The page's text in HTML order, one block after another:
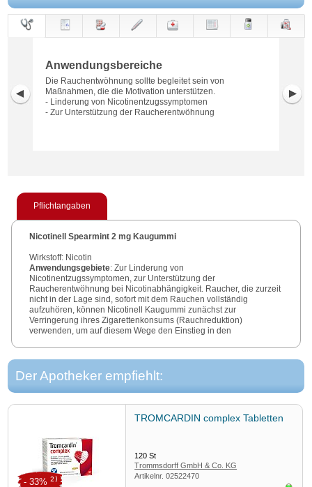
Anwendungsbereiche
Die Rauchentwöhnung sollte begleitet sein von
Maßnahmen, die die Motivation unterstützen.
- Linderung von Nicotinentzugssymptomen
- Zur Unterstützung der Raucherentwöhnung
Pflichtangaben
Nicotinell Spearmint 2 mg Kaugummi
Wirkstoff: Nicotin
Anwendungsgebiete: Zur Linderung von
Nicotinentzugssymptomen, zur Unterstützung der
Raucherentwöhnung bei Nicotinabhängigkeit. Raucher, die zurzeit
nicht in der Lage sind, sofort mit dem Rauchen vollständig
aufzuhören, können Nicotinell Kaugummi zunächst zur
Verringerung ihres Zigarettenkonsums (Rauchreduktion)
verwenden, um auf diesem Wege den Einstieg in den
Warnhinweis: Enthält Levomethol, Sorbitol (Ph.Eur.), Mannitol
(Ph.Eur.), Xylitol, Natriumverbindungen und Butylhydroxytoluol
(Ph.Eur.).Apothekenpflichtig.
Zu Risiken und Nebenwirkungen lesen Sie die Packungsbeilage
und fragen Sie Ihre Ärztin, Ihren Arzt oder in Ihrer Apotheke.
: 03/2019.
Der Apotheker empfiehlt:
TROMCARDIN complex Tabletten
120St
Trommsdorff GmbH & Co. KG
Artikelnr.02522470
- 33% 2)